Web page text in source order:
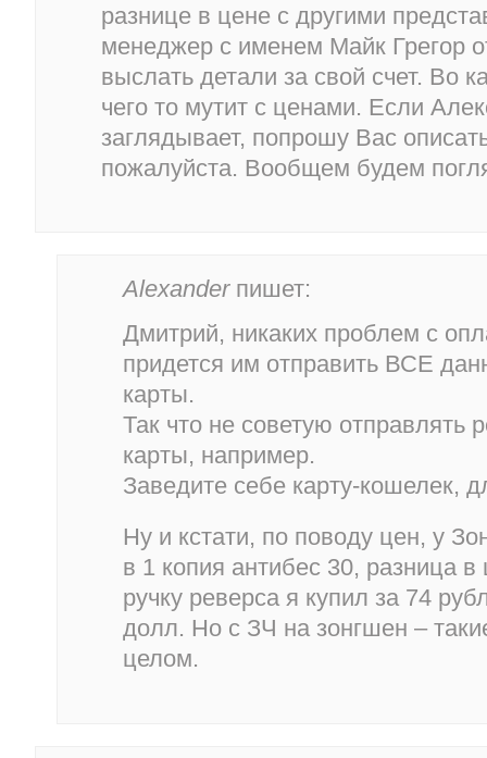
разнице в цене с другими
менеджер с именем Майк Грегор
выслать детали за свой счет. Во
чего то мутит с ценами. Если
заглядывает, попрошу Вас
пожалуйста. Вообщем будем
Alexander пишет:
Дмитрий, никаких проблем с
придется им отправить ВСЕ
карты.
Так что не советую отправлять
карты, например.
Заведите себе карту-кошелек,
Ну и кстати, по поводу цен, у
в 1 копия антибес 30, разница
ручку реверса я купил за 74
долл. Но с ЗЧ на зонгшен –
целом.